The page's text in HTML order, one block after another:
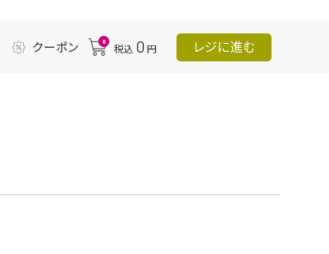
クーポン 0
税込 0 円 レジに進む